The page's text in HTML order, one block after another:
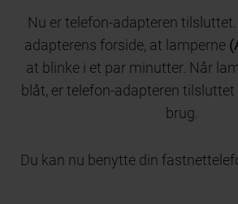
Nu er telefon-adapteren
adapterens forside, at lamperne
at blinke i et par minutter. Når
blåt, er telefon-adapteren tilsluttet
brug.
Du kan nu benytte din